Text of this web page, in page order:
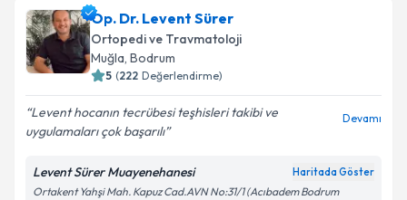
Op. Dr. Levent Sürer
Ortopedi ve Travmatoloji
Muğla, Bodrum
5 (222 Değerlendirme)
Levent hocanın tecrübesi teşhisleri takibi ve
uygulamaları çok başarılı
Devamı
Levent Sürer Muayenehanesi Haritada Göster
Ortakent Yahşi Mah. Kapuz Cad.AVN No:31/1 (Acıbadem Bodrum